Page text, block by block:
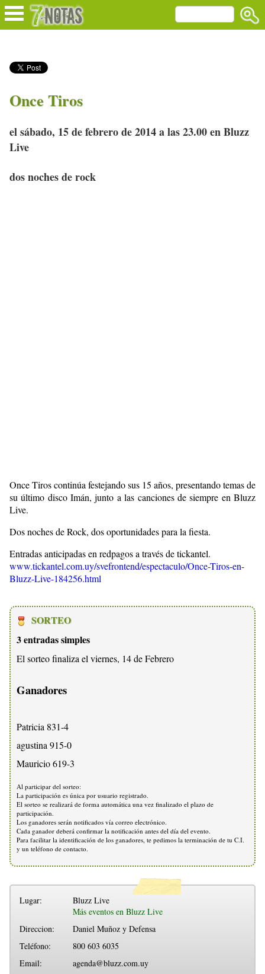
Once Tiros
el sábado, 15 de febrero de 2014 a las 23.00 en Bluzz
Live
dos noches de rock
Once Tiros continúa festejando sus 15 años, presentando temas de
su último disco Imán, junto a las canciones de siempre en Bluzz
Live.
Dos noches de Rock, dos oportunidades para la fiesta.
Entradas anticipadas en redpagos a través de tickantel.
www.tickantel.com.uy/svefrontend/espectaculo/Once-Tiros-en-
Bluzz-Live-184256.html
SORTEO
3 entradas simples
El sorteo finaliza el viernes, 14 de Febrero
Ganadores
Patricia 831-4
agustina 915-0
Mauricio 619-3
Al participar del sorteo:
La participación es única por usuario registrado.
El sorteo se realizará de forma automática una vez finalizado el plazo de
participación.
Los ganadores serán notificados vía correo electrónico.
Cada ganador deberá confirmar la notificación antes del día del evento.
Para facilitar la identificación de los ganadores, te pedimos la terminación de tu C.I.
y un teléfono de contacto.
Lugar:
Bluzz Live
Más eventos en Bluzz Live
Direccion:
Daniel Muñoz y Defensa
Teléfono:
800 603 6035
Email:
agenda@bluzz.com.uy